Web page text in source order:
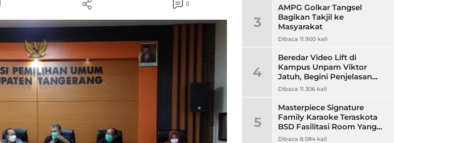
0
3
AMPG Golkar Tangsel
Bagikan Takjil ke
Masyarakat
Dibaca 11.900 kali
4
Beredar Video Lift di
Kampus Unpam Viktor
Jatuh, Begini Penjelasan
Rektor Unpam
Dibaca 11.306 kali
5
Masterpiece Signature
Family Karaoke Teraskota
BSD Fasilitasi Room Yang
Nyaman dan Harga
Dibaca 8.084 kali